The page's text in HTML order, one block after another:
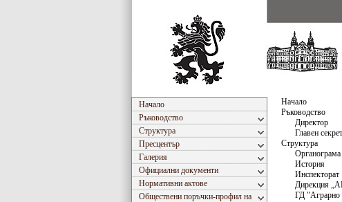
Начало
Ръководство
Структура
Пресцентър
Галерия
Официални документи
Нормативни актове
Обществени поръчки-профил на
Начало
Ръководство
Директор
Главен
Структура
Органограма
История
Инспекторат
Дирекция
ГД "Аграрно